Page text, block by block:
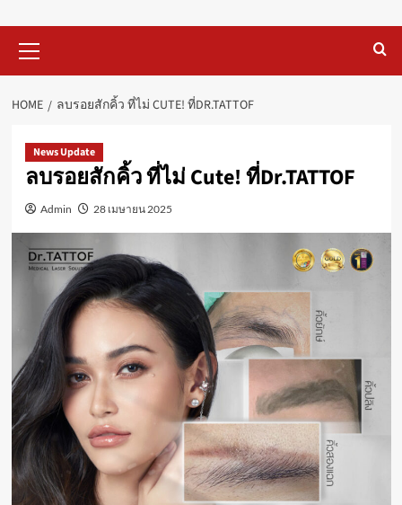
Menu
HOME ลบรอยสักคิ้ว ที่ไม่ CUTE! ที่DR.TATTOF
News Update
ลบรอยสักคิ้ว ที่ไม่ Cute! ที่Dr.TATTOF
Admin 28 เมษายน 2025